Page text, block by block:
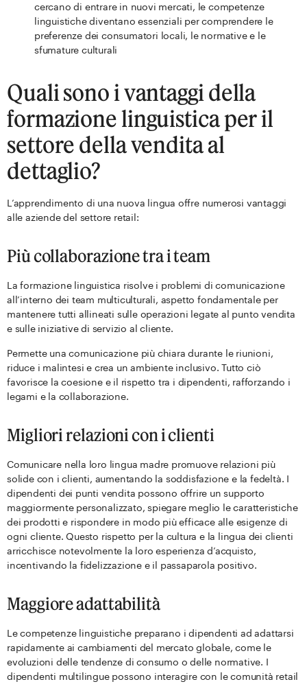
cercano di entrare in nuovi mercati, le competenze
linguistiche diventano essenziali per comprendere le
preferenze dei consumatori locali, le normative e le
sfumature culturali
Quali sono i vantaggi della
formazione linguistica per il
settore della vendita al
dettaglio?
L’apprendimento di una nuova lingua offre numerosi vantaggi
alle aziende del settore retail:
Più collaborazione tra i team
La formazione linguistica risolve i problemi di comunicazione
all’interno dei team multiculturali, aspetto fondamentale per
mantenere tutti allineati sulle operazioni legate al punto vendita
e sulle iniziative di servizio al cliente.
Permette una comunicazione più chiara durante le riunioni,
riduce i malintesi e crea un ambiente inclusivo. Tutto ciò
favorisce la coesione e il rispetto tra i dipendenti, rafforzando i
legami e la collaborazione.
Migliori relazioni con i clienti
Comunicare nella loro lingua madre promuove relazioni più
solide con i clienti, aumentando la soddisfazione e la fedeltà. I
dipendenti dei punti vendita possono offrire un supporto
maggiormente personalizzato, spiegare meglio le caratteristiche
dei prodotti e rispondere in modo più efficace alle esigenze di
ogni cliente. Questo rispetto per la cultura e la lingua dei clienti
arricchisce notevolmente la loro esperienza d’acquisto,
incentivando la fidelizzazione e il passaparola positivo.
Maggiore adattabilità
Le competenze linguistiche preparano i dipendenti ad adattarsi
rapidamente ai cambiamenti del mercato globale, come le
evoluzioni delle tendenze di consumo o delle normative. I
dipendenti multilingue possono interagire con le comunità retail